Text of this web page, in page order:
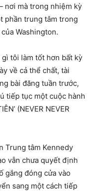
nơi mà trong nhiệm kỳ
phần trung tâm trong
Washington.
tôi làm tốt hơn bất kỳ
về cả thể chất, tài
bài đăng tuần trước,
tiếp tục một cuộc hành
(NEVER NEVER
Trung tâm Kennedy
vẫn chưa quyết định
gắng đóng cửa vào
sang một cách tiếp